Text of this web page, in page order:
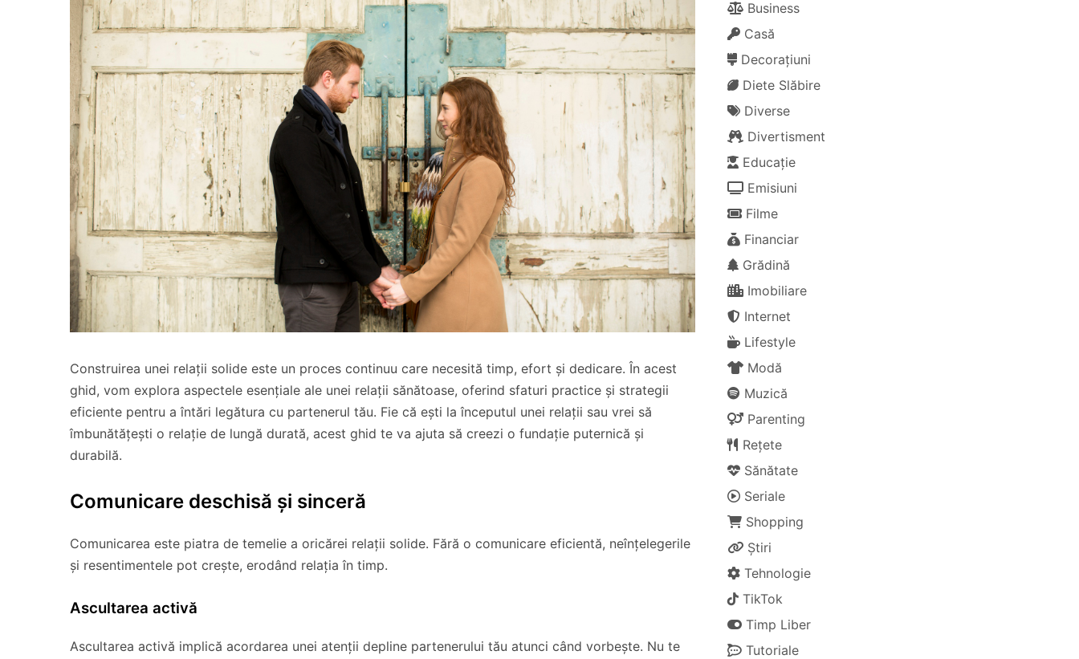
Construirea unei relații solide este un proces continuu care necesită timp, efort și dedicare. În acest
ghid, vom explora aspectele esențiale ale unei relații sănătoase, oferind sfaturi practice și strategii
eficiente pentru a întări legătura cu partenerul tău. Fie că ești la începutul unei relații sau vrei să
îmbunătățești o relație de lungă durată, acest ghid te va ajuta să creezi o fundație puternică și
durabilă.
Comunicare deschisă și sinceră
Comunicarea este piatra de temelie a oricărei relații solide. Fără o comunicare eficientă, neînțelegerile
și resentimentele pot crește, erodând relația în timp.
Ascultarea activă
Ascultarea activă implică acordarea unei atenții depline partenerului tău atunci când vorbește. Nu te
Business
Casă
Decorațiuni
Diete Slăbire
Diverse
Divertisment
Educație
Emisiuni
Filme
Financiar
Grădină
Imobiliare
Internet
Lifestyle
Modă
Muzică
Parenting
Rețete
Sănătate
Seriale
Shopping
Știri
Tehnologie
TikTok
Timp Liber
Tutoriale